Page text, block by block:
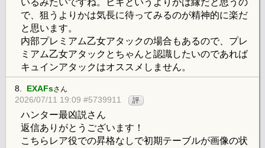
いるみたいですね。ヒキというよりかは縁だと思うの
で、狙うよりかは気長に待ってみるのが精神的に楽だ
と思います。
内部プレミアム乙女アタックの場合もあるので、プレ
ミアム乙女アタックとちゃんと認識したいのであれば
キュインアタックはオススメしません。
8. EXAFsさん
2026/07/11 19:09 #5739911 評
ハンター最凶説さん
返信ありがとうございます！
こちらレア役での昇格なしで初期テーブルが画像の状